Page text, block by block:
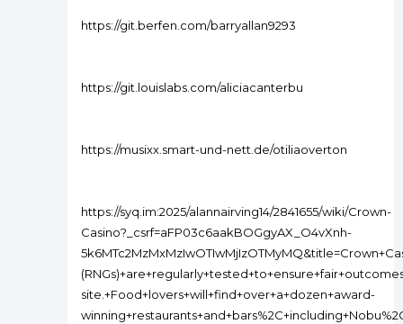
https://git.berfen.com/barryallan9293
https://git.louislabs.com/aliciacanterbu
https://musixx.smart-und-nett.de/otiliaoverton
https://syq.im:2025/alannairving14/2841655/wiki/Crown-
Casino?_csrf=aFP03c6aakBOGgyAX_O4vXnh-
site.+Food+lovers+will+find+over+a+dozen+award-